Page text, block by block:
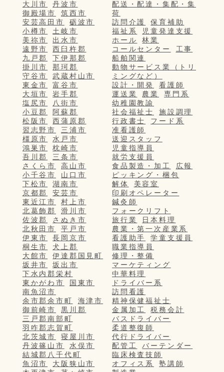
大川市
丹波市
御殿場市
筑西市
安芸高田市
砺波市
小樽市
土岐市
美祢市
出水市
遠野市
西臼杵郡
九戸郡
下伊那郡
掛川市
那珂郡
守谷市
武蔵村山市
東金市
富谷市
大垣市
岩手郡
塩尻市
八街市
小豆郡
阿蘇郡
松阪市
西蒲原郡
習志野市
三浦市
橿原市
水戸市
鴻巣市
枕崎市
吾川郡
三条市
さくら市
高山市
小千谷市
山口市
下松市
湖南市
京都郡
安芸市
東近江市
村上市
北葛飾郡
滑川市
佐波郡
さぬき市
北秋田市
平戸市
伊東市
長岡京市
桐生市
犬上郡
大館市
伊達郡国見町
坂井市
坂出市
下水内郡栄村
東かがわ市
国東市
南魚沼市
余市郡余市町
海津市
御前崎市
黒川郡
三戸郡南部町
羽咋郡志賀町
北茨城市
寝屋川市
丹波篠山市
水俣市
結城郡八千代町
魚沼市
大阪狭山市
配送・配達・集配・集
荷
訪問介護
保育補助
福祉系
児童発達支援
ホール
林業
コールセンター
工事
船舶関連
動物サービス業（トリ
ミングなど）
設計・開発
看護師
運送業
農業
専門系
幼稚園教諭
社会福祉士
施設調理
行政書士
フード系
准看護師
送迎スタッフ
児童指導員
就労支援員
食品製造・加工
広報
ピッキング・梱包
解体
美容室
印刷オペレーター
鍼灸師
フォークリフト
旅行業
日本料理
農業・第一次産業系
看護助手
学童支援員
職業指導員
修理・整備
マーケティング
中華料理
ドライバー系
訪問看護
精神保健福祉士
金属加工
税務会計
バスドライバー
柔道整復師
代行ドライバー
配管工
バーテンダー
臨床検査技師
オフィス系
塾講師